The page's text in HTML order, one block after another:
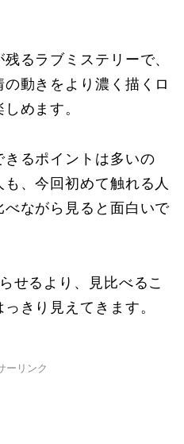
るラブミステリーで、
動きをより濃く描くロ
めます。
るポイントは多いの
、今回初めて触れる人
ながら見ると面白いで
せるより、見比べるこ
きり見えてきます。
ーリンク